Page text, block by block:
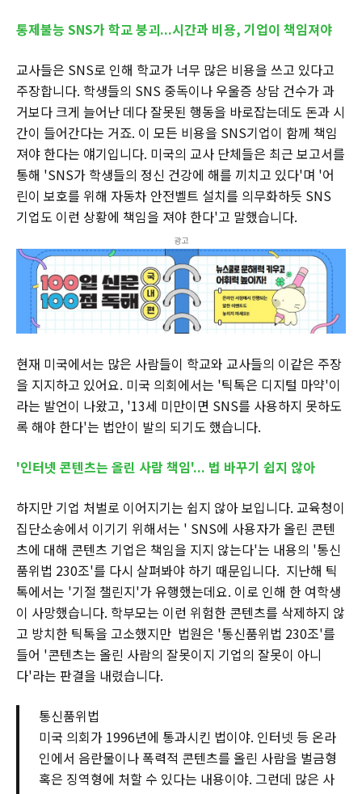
통제불능 SNS가 학교 붕괴...시간과 비용, 기업이 책임져야
교사들은 SNS로 인해 학교가 너무 많은 비용을 쓰고 있다고
주장합니다. 학생들의 SNS 중독이나 우울증 상담 건수가 과
거보다 크게 늘어난 데다 잘못된 행동을 바로잡는데도 돈과 시
간이 들어간다는 거죠. 이 모든 비용을 SNS기업이 함께 책임
져야 한다는 얘기입니다. 미국의 교사 단체들은 최근 보고서를
통해 'SNS가 학생들의 정신 건강에 해를 끼치고 있다'며 '어
린이 보호를 위해 자동차 안전벨트 설치를 의무화하듯 SNS
기업도 이런 상황에 책임을 져야 한다'고 말했습니다.
광고
현재 미국에서는 많은 사람들이 학교와 교사들의 이같은 주장
을 지지하고 있어요. 미국 의회에서는 '틱톡은 디지털 마약'이
라는 발언이 나왔고, '13세 미만이면 SNS를 사용하지 못하도
록 해야 한다'는 법안이 발의 되기도 했습니다.
'인터넷 콘텐츠는 올린 사람 책임'... 법 바꾸기 쉽지 않아
하지만 기업 처벌로 이어지기는 쉽지 않아 보입니다. 교육청이
집단소송에서 이기기 위해서는 ' SNS에 사용자가 올린 콘텐
츠에 대해 콘텐츠 기업은 책임을 지지 않는다'는 내용의 '통신
품위법 230조'를 다시 살펴봐야 하기 때문입니다. 지난해 틱
톡에서는 '기절 챌린지'가 유행했는데요. 이로 인해 한 여학생
이 사망했습니다. 학부모는 이런 위험한 콘텐츠를 삭제하지 않
고 방치한 틱톡을 고소했지만 법원은 '통신품위법 230조'를
들어 '콘텐츠는 올린 사람의 잘못이지 기업의 잘못이 아니
다'라는 판결을 내렸습니다.
통신품위법
미국 의회가 1996년에 통과시킨 법이야. 인터넷 등 온라
인에서 음란물이나 폭력적 콘텐츠를 올린 사람을 벌금형
혹은 징역형에 처할 수 있다는 내용이야. 그런데 많은 사